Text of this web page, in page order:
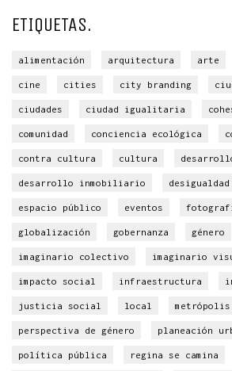
ETIQUETAS.
alimentación arquitectura arte
cine cities city branding
ciudades ciudad igualitaria
comunidad conciencia ecológica
contra cultura cultura
desarrollo inmobiliario desigualdad
espacio público eventos
globalización gobernanza género
imaginario colectivo imaginario
impacto social infraestructura
justicia social local metrópolis
perspectiva de género planeación
política pública regina se camina